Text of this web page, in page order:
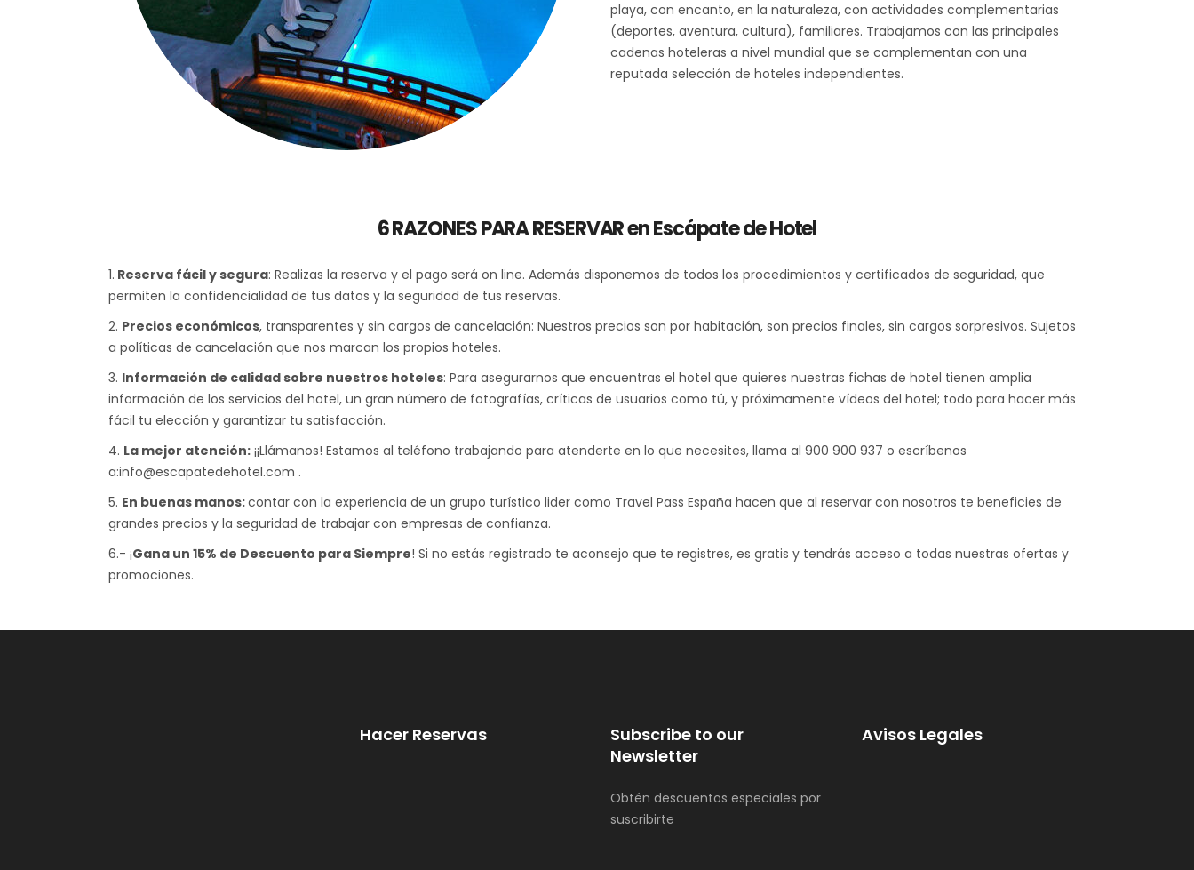
playa, con encanto, en la naturaleza, con actividades complementarias
(deportes, aventura, cultura), familiares. Trabajamos con las principales
cadenas hoteleras a nivel mundial que se complementan con una
reputada selección de hoteles independientes.
6 RAZONES PARA RESERVAR en Escápate de Hotel
1. Reserva fácil y segura: Realizas la reserva y el pago será on line. Además disponemos de todos los procedimientos y certificados de seguridad, que
permiten la confidencialidad de tus datos y la seguridad de tus reservas.
2. Precios económicos, transparentes y sin cargos de cancelación: Nuestros precios son por habitación, son precios finales, sin cargos sorpresivos. Sujetos
a políticas de cancelación que nos marcan los propios hoteles.
3. Información de calidad sobre nuestros hoteles: Para asegurarnos que encuentras el hotel que quieres nuestras fichas de hotel tienen amplia
información de los servicios del hotel, un gran número de fotografías, críticas de usuarios como tú, y próximamente vídeos del hotel; todo para hacer más
fácil tu elección y garantizar tu satisfacción.
4. La mejor atención: ¡¡Llámanos! Estamos al teléfono trabajando para atenderte en lo que necesites, llama al 900 900 937 o escríbenos
a:info@escapatedehotel.com .
5. En buenas manos:contar con la experiencia de un grupo turístico lider como Travel Pass España hacen que al reservar con nosotros te beneficies de
grandes precios y la seguridad de trabajar con empresas de confianza.
6.- ¡Gana un 15% de Descuento para Siempre! Si no estás registrado te aconsejo que te registres, es gratis y tendrás acceso a todas nuestras ofertas y
promociones.
Hacer Reservas
Subscribe to our
Newsletter
Obtén descuentos especiales por
suscribirte
Avisos Legales